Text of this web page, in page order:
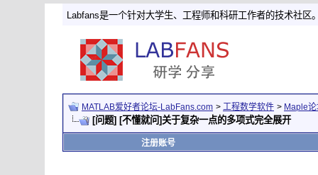
Labfans是一个针对大学生、工程师和科研工作者的技术社区
MATLAB爱好者论坛-LabFans.com > 工程数学软件 > Maple
[问题] [不懂就问]关于复杂一点的多项式完全展开
注册账号